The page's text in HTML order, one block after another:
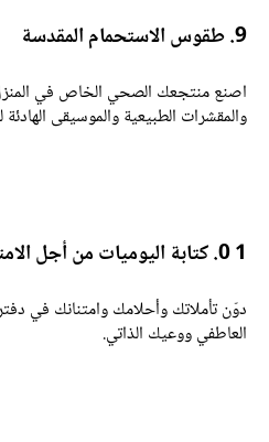
اصنع منتجعك الصحي الخاص في المنزل
والمقشرات الطبيعية والموسيقى الهادئة
0. كتابة اليوميات من أجل الامتنان واكتشاف الذات
دوّن تأملاتك وأحلامك وامتنانك في دفتر
العاطفي ووعيك الذاتي.